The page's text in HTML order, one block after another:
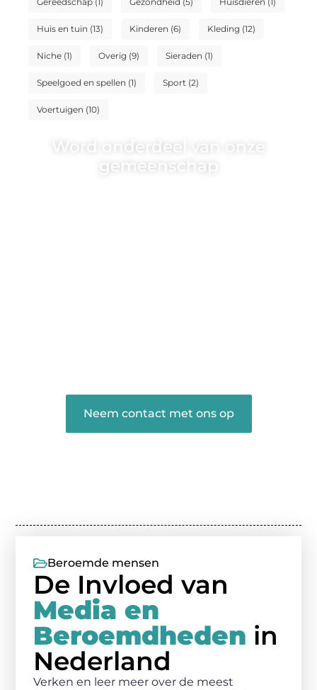
Huis en tuin (13) Kinderen (6) Kleding (12)
Niche(1) Overig (9) Sieraden (1)
Speelgoed en spellen (1) Sport(2)
Voertuigen (10)
Word onderdeel van onze
gemeenschap
Neem contact met ons op
Beroemde mensen
De Invloed van
Media en
Beroemdheden in
Nederland
Verken en leer meer over de meest